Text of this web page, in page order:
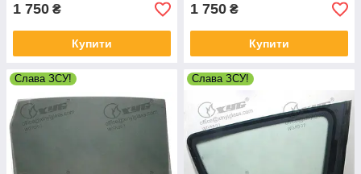
1 750 ₴
Купити
1 750 ₴
Купити
Слава ЗСУ! Слава ЗСУ!